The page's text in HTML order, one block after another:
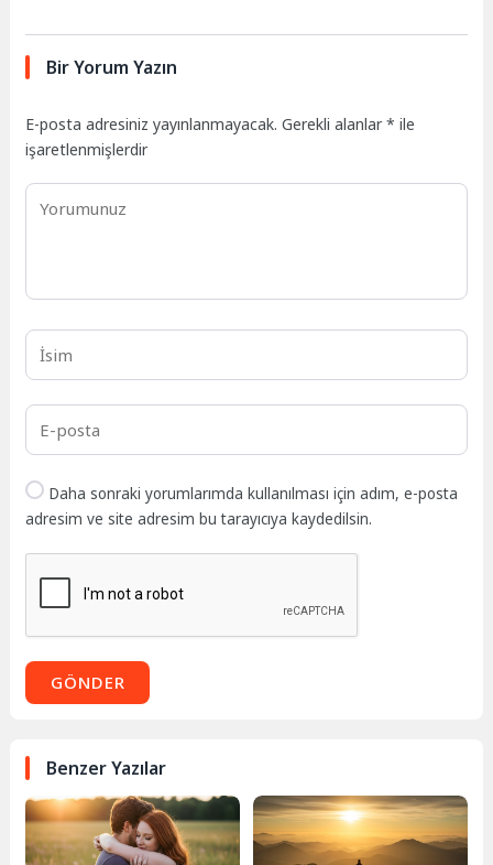
Bir Yorum Yazın
E-posta adresiniz yayınlanmayacak. Gerekli alanlar* ile
işaretlenmişlerdir
Daha sonraki yorumlarımda kullanılması için adım, e-posta
adresim ve site adresim bu tarayıcıya kaydedilsin.
GÖNDER
Benzer Yazılar